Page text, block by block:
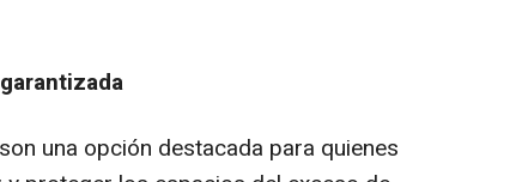
una opción destacada para quienes